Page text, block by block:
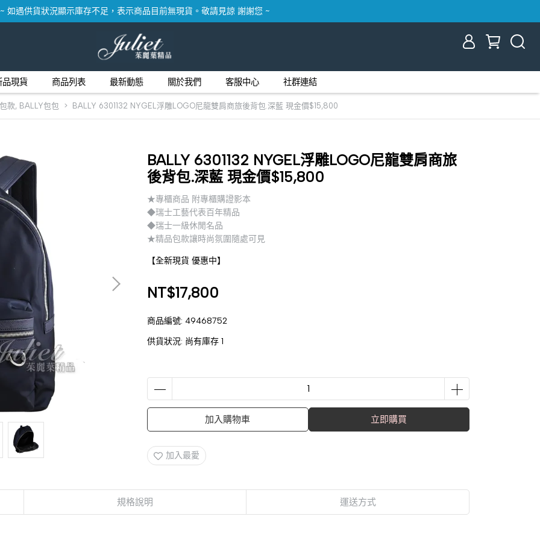
~ 如遇供貨狀況顯示庫存不足，表示商品目前無現貨。敬請見諒 謝謝您 ~
品現貨 商品列表 最新動態 關於我們 客服中心 社群連結
款, BALLY包包 BALLY 6301132 NYGEL浮雕LOGO尼龍雙肩商旅後背包.深藍 現金價$15,800
BALLY 6301132 NYGEL浮雕LOGO尼龍雙肩商旅
後背包.深藍 現金價$15,800
★專櫃商品 附專櫃購證影本
◆瑞士工藝代表百年精品
◆瑞士一級休閒名品
★精品包款讓時尚氛圍隨處可見
【全新現貨 優惠中】
NT$17,800
商品編號: 49468752
供貨狀況: 尚有庫存 1
加入購物車 立即購買
加入最愛
規格說明 運送方式